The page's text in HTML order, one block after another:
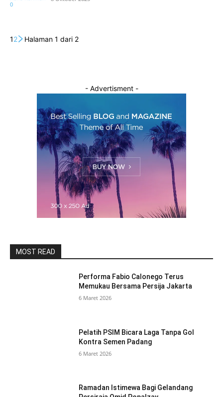
0
12 Halaman 1 dari 2
- Advertisment -
MOST READ
Performa Fabio Calonego Terus
Memukau Bersama Persija Jakarta
6 Maret 2026
Pelatih PSIM Bicara Laga Tanpa Gol
Kontra Semen Padang
6 Maret 2026
Ramadan Istimewa Bagi Gelandang